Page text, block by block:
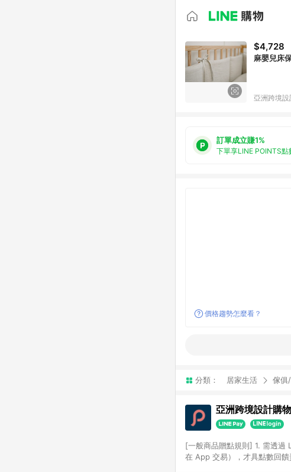
$4,728
麻嬰兒床
亞洲跨境
訂單成立賺1%
下單享LINE POINTS點
價格趨勢怎麼看？
分類： 居家生活 傢俱
亞洲跨境設計購
[一般商品贈點規則] 1. 需透過
在 App 交易），才具點數回